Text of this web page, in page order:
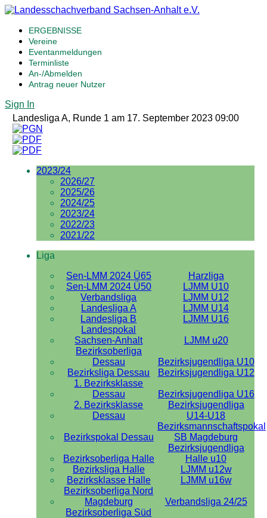
ERGEBNISSE
Vereine
Eventanmeldungen
Terminliste
An-/Abmelden
Antrag neuer Nutzer
Sign In
Landesliga A, Runde 1 am 17. September 2023 09:00
2023/24
2026/27
2025/26
2024/25
2023/24
2022/23
2021/22
Liga
Sen-LMM 2024 Ü65
Harzliga
Sen-LMM 2024 Ü50
LJMM U10
Verbandsliga
LJMM U12
Landesliga A
LJMM U14
Landesliga B
LJMM U16
Landespokal
Sachsen-Anhalt
LJMM u20
Bezirksoberliga
Dessau
Bezirksjugendliga U10
Bezirksliga Dessau
Bezirksjugendliga U12
1. Bezirksklasse
Dessau
Bezirksjugendliga U16
2. Bezirksklasse
Dessau
Bezirksjugendliga
U14-U18
Bezirkspokal Dessau
Bezirksmannschaftspokal
SB Magdeburg
Bezirksoberliga Halle
Bezirksjugendliga
Halle u10
Bezirksliga Halle
LJMM u12w
Bezirksklasse Halle
LJMM u16w
Bezirksoberliga Nord
Magdeburg
Verbandsliga 24/25
Bezirksoberliga Süd